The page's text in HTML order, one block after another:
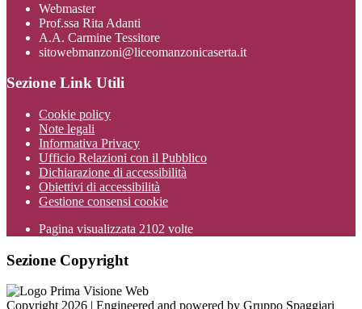
Webmaster
Prof.ssa Rita Adanti
A.A. Carmine Tessitore
sitowebmanzoni@liceomanzonicaserta.it
Sezione Link Utili
Cookie policy
Note legali
Informativa Privacy
Ufficio Relazioni con il Pubblico
Dichiarazione di accessibilità
Obiettivi di accessibilità
Gestione consensi cookie
Pagina visualizzata 2102 volte
Sezione Copyright
Copyright 2026 | Engineered and powered by Gruppo Spaggiari